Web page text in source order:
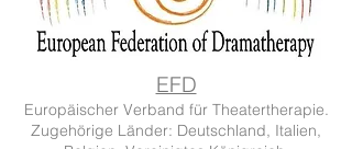
EFD
Europäischer Verband für Theatertherapie.
Zugehörige Länder: Deutschland, Italien,